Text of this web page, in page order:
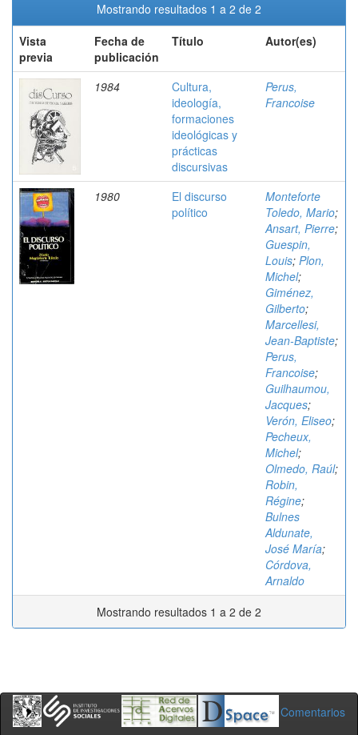
Mostrando resultados 1 a 2 de 2
Vista
previa
Fecha de
publicación
Título Autor(es)
1984
Cultura,
ideología,
formaciones
ideológicas y
prácticas
discursivas
Perus,
Francoise
1980
El discurso
político
Monteforte
Toledo, Mario;
Ansart, Pierre;
Guespin,
Louis; Plon,
Michel;
Giménez,
Gilberto;
Marcellesi,
Jean-Baptiste;
Perus,
Francoise;
Guilhaumou,
Jacques;
Verón, Eliseo;
Pecheux,
Michel;
Olmedo, Raúl;
Robin,
Régine;
Bulnes
Aldunate,
José María;
Córdova,
Arnaldo
Mostrando resultados 1 a 2 de 2
Comentarios